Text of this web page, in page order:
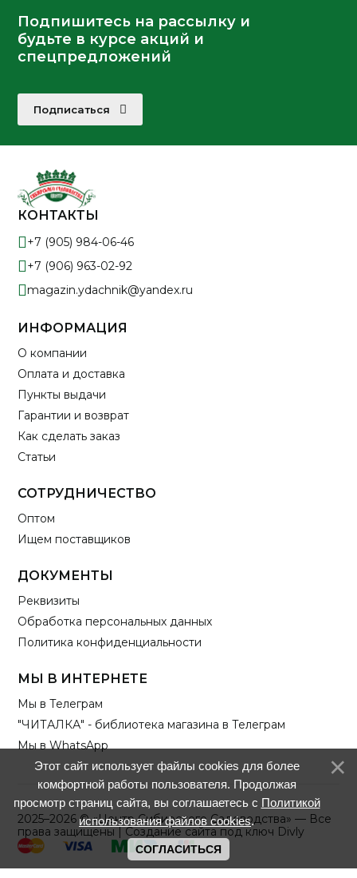
Подпишитесь на рассылку и
будьте в курсе акций и
спецпредложений
Подписаться
КОНТАКТЫ
+7 (905) 984-06-46
+7 (906) 963-02-92
magazin.ydachnik@yandex.ru
ИНФОРМАЦИЯ
О компании
Оплата и доставка
Пункты выдачи
Гарантии и возврат
Как сделать заказ
Статьи
СОТРУДНИЧЕСТВО
Оптом
Ищем поставщиков
ДОКУМЕНТЫ
Реквизиты
Обработка персональных данных
Политика конфиденциальности
МЫ В ИНТЕРНЕТЕ
Мы в Телеграм
"ЧИТАЛКА" - библиотека магазина в Телеграм
Мы в WhatsApp
2025–2026 © «Центр Сибирского Садоводства» — Все
права защищены |Создание сайта под ключ Divly
Этот сайт использует файлы cookies для более
комфортной работы пользователя. Продолжая
просмотр страниц сайта, вы соглашаетесь с Политикой
использования файлов cookies.
СОГЛАСИТЬСЯ